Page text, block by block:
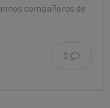
compañeros de
0